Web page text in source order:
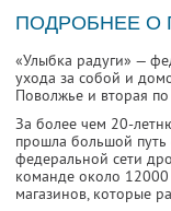
ПОДРОБНЕЕ О
«Улыбка радуги» —
ухода за собой и
Поволжье и вторая
За более чем 20-
прошла большой путь
федеральной сети
команде около
магазинов, которые